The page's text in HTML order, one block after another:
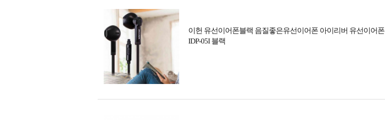
이헌 유선이어폰블랙 음질좋은유선이어폰 아이리버 유선이어폰
IDP-05I 블랙